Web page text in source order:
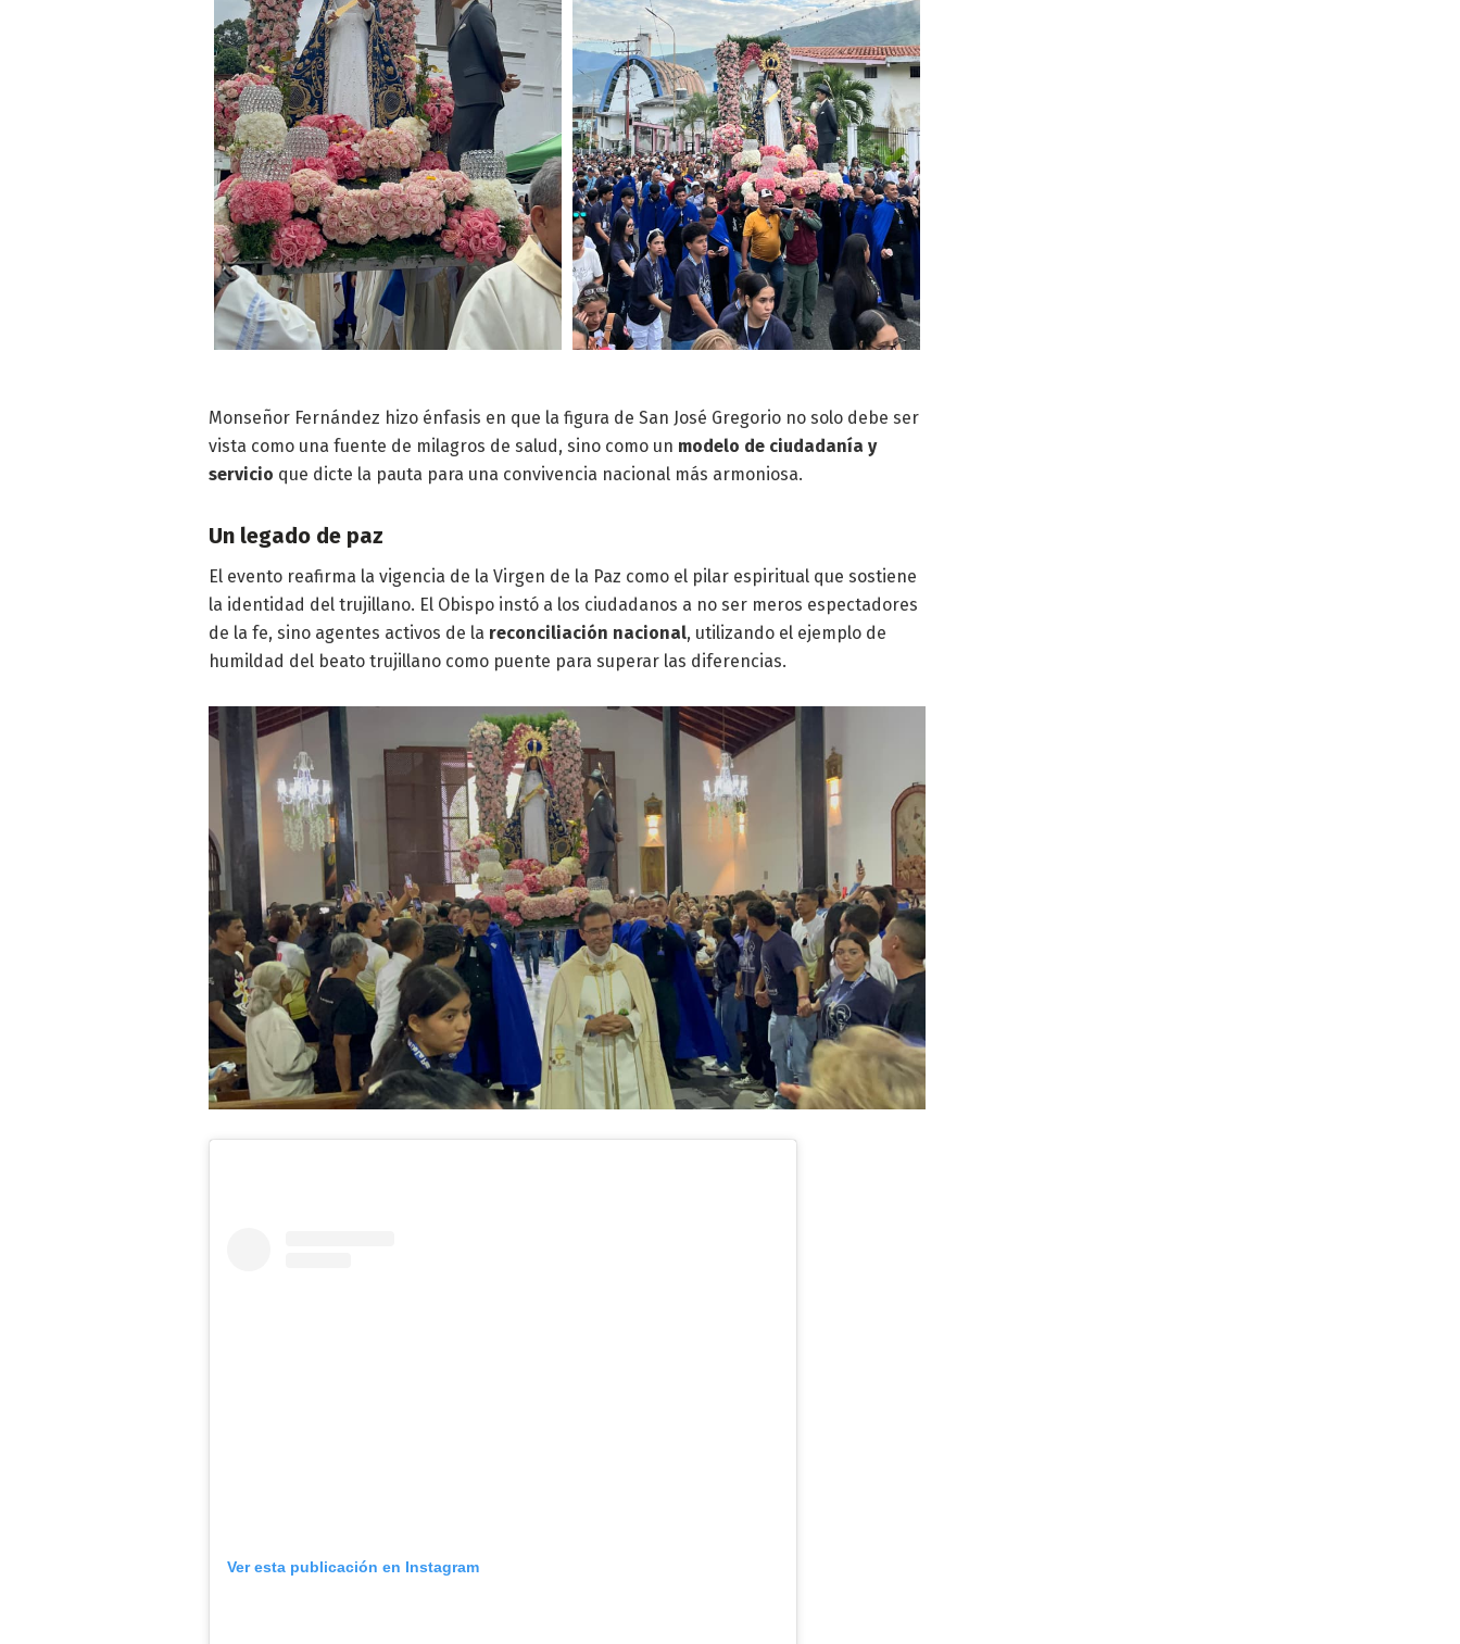
Monseñor Fernández hizo énfasis en que la figura de San José Gregorio no solo debe ser
vista como una fuente de milagros de salud, sino como un modelo de ciudadanía y
servicio que dicte la pauta para una convivencia nacional más armoniosa.
Un legado de paz
El evento reafirma la vigencia de la Virgen de la Paz como el pilar espiritual que sostiene
la identidad del trujillano. El Obispo instó a los ciudadanos a no ser meros espectadores
de la fe, sino agentes activos de la reconciliación nacional, utilizando el ejemplo de
humildad del beato trujillano como puente para superar las diferencias.
Ver esta publicación en Instagram